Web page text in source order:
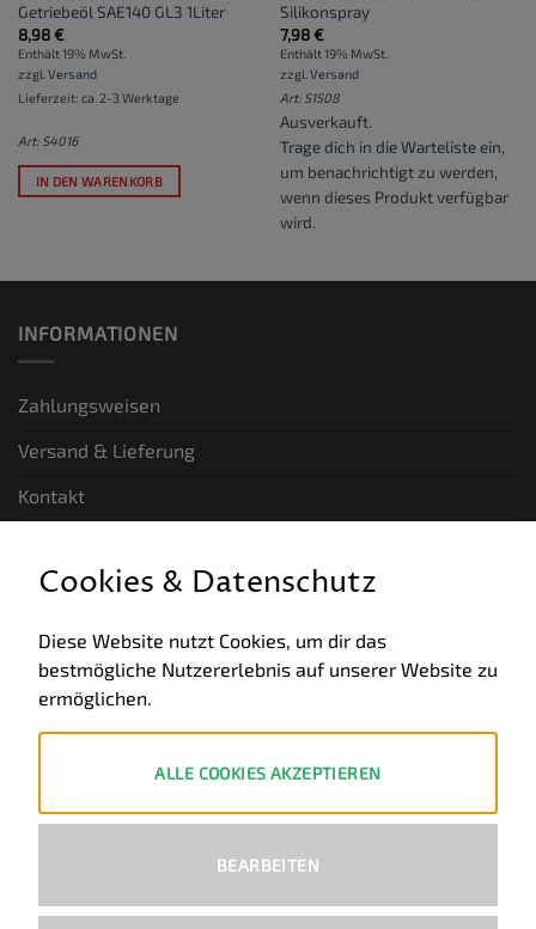
Getriebeöl SAE140 GL3 1Liter
8,98€
Enthält 19% MwSt.
zzgl. Versand
Lieferzeit: ca. 2-3 Werktage
Art: S4016
IN DEN WARENKORB
Silikonspray
7,98€
Enthält 19% MwSt.
zzgl. Versand
Art: S1508
Ausverkauft.
Trage dich in die Warteliste ein,
um benachrichtigt zu werden,
wenn dieses Produkt verfügbar
wird.
INFORMATIONEN
Zahlungsweisen
Versand & Lieferung
Kontakt
Allgemeine Geschäftsbedingungen
Datenschutz
PayPal Visa MasterCard
Bank
Cookies & Datenschutz
Diese Website nutzt Cookies, um dir das
bestmögliche Nutzererlebnis auf unserer Website zu
ermöglichen.
ALLE COOKIES AKZEPTIEREN
BEARBEITEN